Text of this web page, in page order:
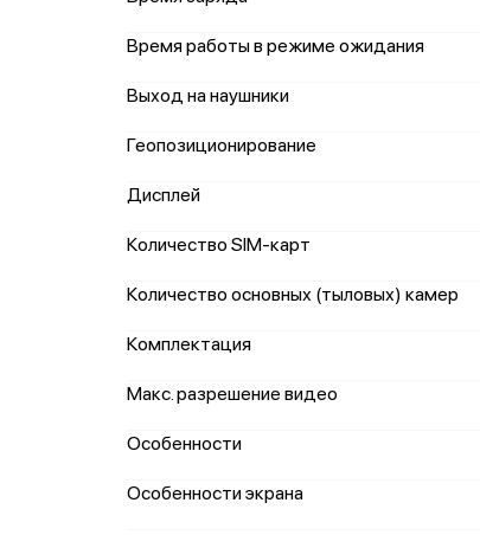
Время работы в режиме ожидания
Выход на наушники
Геопозиционирование
Дисплей
Количество SIM-карт
Количество основных (тыловых) камер
Комплектация
Макс. разрешение видео
Особенности
Особенности экрана